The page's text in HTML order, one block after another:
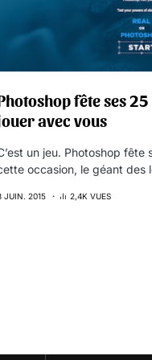
fête ses
avec vous
un jeu. Photoshop fête
occasion, le géant des
JUIN. 2015 2,4K VUES